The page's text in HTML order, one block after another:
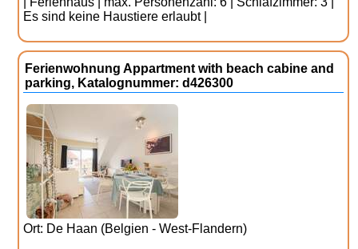
Es sind keine Haustiere erlaubt |
Ferienwohnung Appartment with beach cabine and
parking, Katalognummer: d426300
Ort: De Haan (Belgien - West-Flandern)